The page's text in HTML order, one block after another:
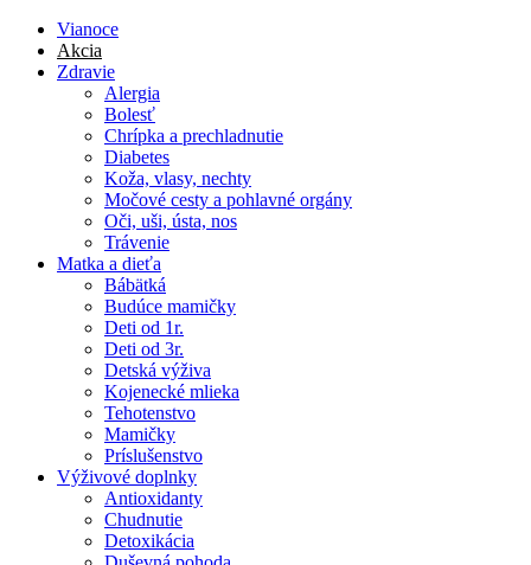
Vianoce
Akcia
Zdravie
Alergia
Bolesť
Chrípka a prechladnutie
Diabetes
Koža, vlasy, nechty
Močové cesty a pohlavné orgány
Oči, uši, ústa, nos
Trávenie
Matka a dieťa
Bábätká
Budúce mamičky
Deti od 1r.
Deti od 3r.
Detská výživa
Kojenecké mlieka
Tehotenstvo
Mamičky
Príslušenstvo
Výživové doplnky
Antioxidanty
Chudnutie
Detoxikácia